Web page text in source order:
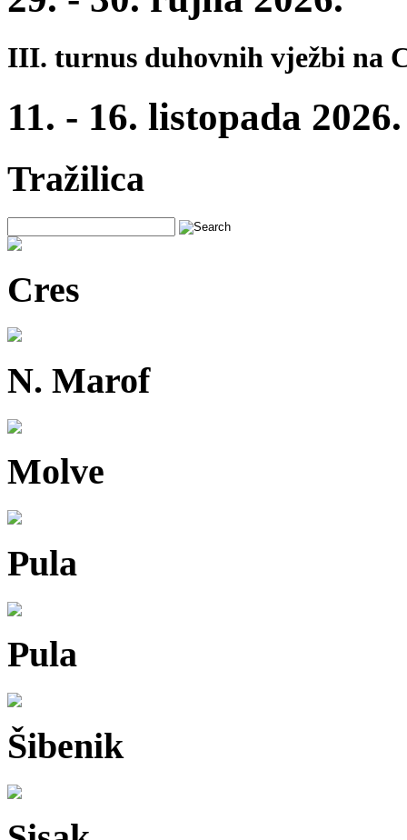
III. turnus duhovnih vježbi na
11. - 16. listopada 2026.
Tražilica
Cres
N. Marof
Molve
Pula
Pula
Šibenik